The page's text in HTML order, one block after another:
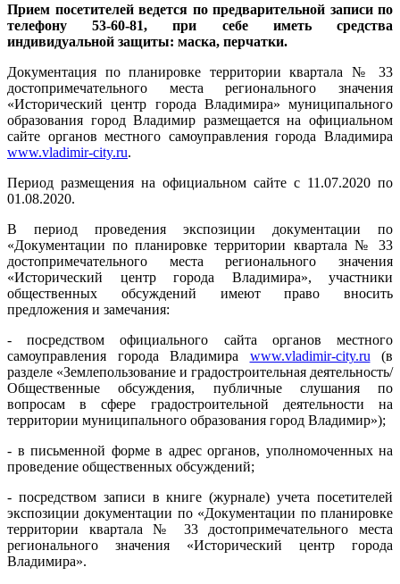
Прием посетителей ведется по предварительной записи по
телефону 53-60-81, при себе иметь средства
индивидуальной защиты: маска, перчатки.
Документация по планировке территории квартала № 33
достопримечательного места регионального значения
«Исторический центр города Владимира» муниципального
образования город Владимир размещается на официальном
сайте органов местного самоуправления города Владимира
www.vladimir-city.ru.
Период размещения на официальном сайте с 11.07.2020 по
01.08.2020.
В период проведения экспозиции документации по
«Документации по планировке территории квартала № 33
достопримечательного места регионального значения
«Исторический центр города Владимира», участники
общественных обсуждений имеют право вносить
предложения и замечания:
- посредством официального сайта органов местного
самоуправления города Владимира www.vladimir-city.ru (в
разделе «Землепользование и градостроительная деятельность/
Общественные обсуждения, публичные слушания по
вопросам в сфере градостроительной деятельности на
территории муниципального образования город Владимир»);
- в письменной форме в адрес органов, уполномоченных на
проведение общественных обсуждений;
- посредством записи в книге (журнале) учета посетителей
экспозиции документации по «Документации по планировке
территории квартала № 33 достопримечательного места
регионального значения «Исторический центр города
Владимира».